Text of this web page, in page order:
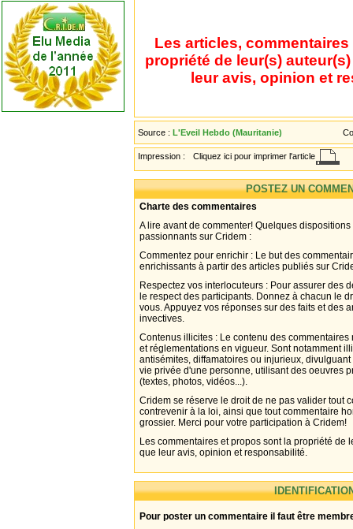
Les articles,
propriété de leur(s)
leur avis, opinion et
Source : L'Eveil Hebdo (Mauritanie)
Impression : Cliquez ici pour imprimer l'article
POSTEZ UN
Charte des commentaires
A lire avant de commenter! Quelques
passionnants sur Cridem :
Commentez pour enrichir : Le but des
enrichissants à partir des articles publiés sur
Respectez vos interlocuteurs : Pour assurer des
le respect des participants. Donnez à chacun le
vous. Appuyez vos réponses sur des faits et des
invectives.
Contenus illicites : Le contenu des
et réglementations en vigueur. Sont notamment
antisémites, diffamatoires ou injurieux,
vie privée d'une personne, utilisant des oeuvres
(textes, photos, vidéos...).
Cridem se réserve le droit de ne pas valider tout
contrevenir à la loi, ainsi que tout commentaire
grossier. Merci pour votre participation à Cridem!
Les commentaires et propos sont la propriété de
que leur avis, opinion et responsabilité.
Pour poster un commentaire il faut être